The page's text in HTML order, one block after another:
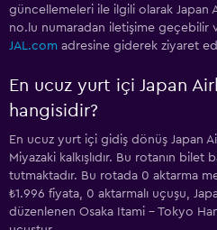
güncellemeleri ile ilgili olarak Japan
no.lu numaradan iletişime geçebilir
JAL.com adresine giderek ziyaret
En ucuz yurt içi Japan
hangisidir?
En ucuz yurt içi gidiş dönüş Japan
Miyazaki kalkışlıdır. Bu rotanın bilet
tutmaktadır. Bu rotada 0 aktarma
₺1.996 fiyata, 0 aktarmalı uçuşu,
düzenlenen Osaka Itami - Tokyo